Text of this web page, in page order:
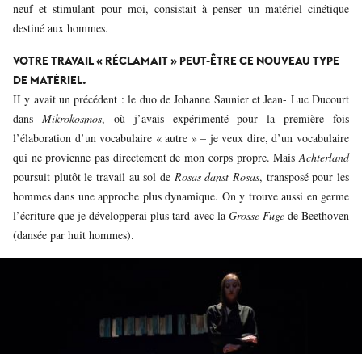
neuf et stimulant pour moi, consistait à penser un matériel cinétique
destiné aux hommes.
VOTRE TRAVAIL « RÉCLAMAIT » PEUT-ÊTRE CE NOUVEAU TYPE
DE MATÉRIEL.
II y avait un précédent : le duo de Johanne Saunier et Jean- Luc Ducourt
dans Mikrokosmos, où j’avais expérimenté pour la première fois
l’élaboration d’un vocabulaire « autre » – je veux dire, d’un vocabulaire
qui ne provienne pas directement de mon corps propre. MaisAchterland
poursuit plutôt le travail au sol de Rosas danst Rosas, transposé pour les
hommes dans une approche plus dynamique. On y trouve aussi en germe
l’écriture que je développerai plus tard avec la Grosse Fugede Beethoven
(dansée par huit hommes).